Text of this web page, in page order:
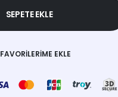
SEPETE EKLE
FAVORILERIME EKLE